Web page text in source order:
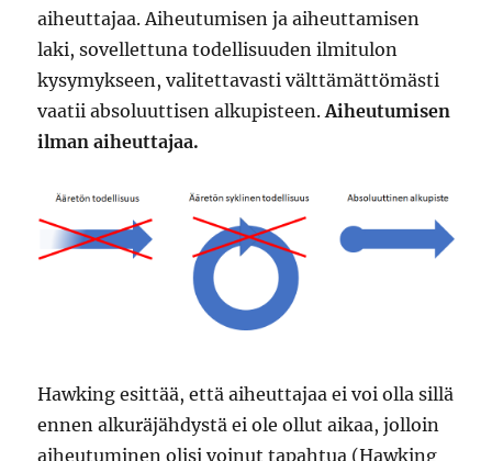
aiheuttajaa. Aiheutumisen ja aiheuttamisen
laki, sovellettuna todellisuuden ilmitulon
kysymykseen, valitettavasti välttämättömästi
vaatii absoluuttisen alkupisteen.Aiheutumisen
ilman aiheuttajaa.
Hawking esittää, että aiheuttajaa ei voi olla sillä
ennen alkuräjähdystä ei ole ollut aikaa, jolloin
aiheutuminen olisi voinut tapahtua (Hawking